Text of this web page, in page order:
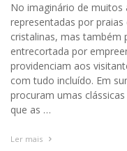
No imaginário de muitos
representadas por
cristalinas, mas também
entrecortada por
providenciam aos
com tudo incluído. Em
procuram umas
que as …
Ler mais